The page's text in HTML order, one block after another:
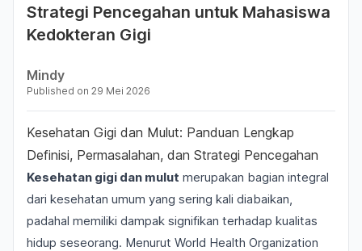
Strategi Pencegahan untuk Mahasiswa
Kedokteran Gigi
Mindy
Published on 29 Mei 2026
Kesehatan Gigi dan Mulut: Panduan Lengkap
Definisi, Permasalahan, dan Strategi Pencegahan
Kesehatan gigi dan mulut merupakan bagian integral
dari kesehatan umum yang sering kali diabaikan,
padahal memiliki dampak signifikan terhadap kualitas
hidup seseorang. Menurut World Health Organization